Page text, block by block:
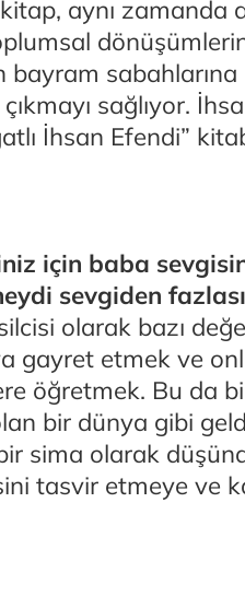
aynı zamanda
bayram
sağlıyor.
İhsan Efendi”
için baba
sevgiden
olarak bazı
gayret etmek ve
öğretmek. Bu da
bir dünya gibi
sima olarak
tasvir etmeye ve